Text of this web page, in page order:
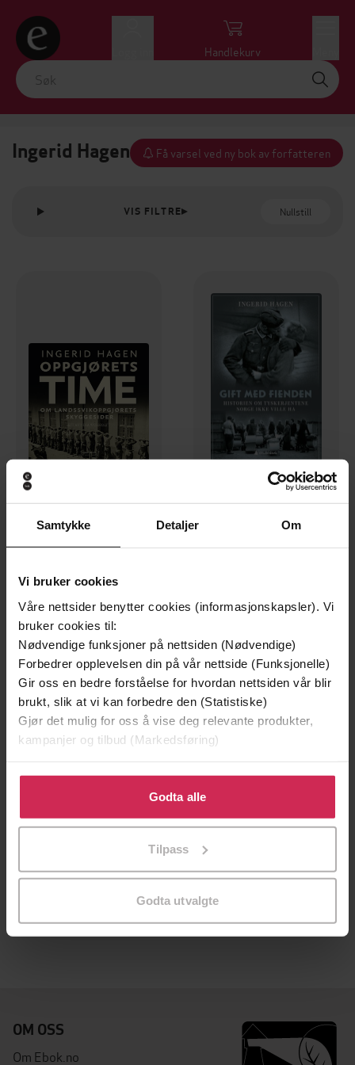
Samtykke Detaljer Om
Vi bruker cookies
Våre nettsider benytter cookies (informasjonskapsler). Vi
bruker cookies til:
Nødvendige funksjoner på nettsiden (Nødvendige)
Forbedrer opplevelsen din på vår nettside (Funksjonelle)
Gir oss en bedre forståelse for hvordan nettsiden vår blir
brukt, slik at vi kan forbedre den (Statistiske)
Gjør det mulig for oss å vise deg relevante produkter,
kampanjer og tilbud (Markedsføring)
Klikk på «Godta alle» for å gi oss ditt samtykke til å
bruke cookies for alle disse formålene. Du kan også
tilpasse ditt samtykke til spesifikke formål ved å klikke
Godta alle
Tilpass
Godta utvalgte
Handlekurv
Ingerid Hagen Få varsel ved ny bok av forfatteren
VIS FILTRE Nullstill
299,-
Oppgjørets time
Ingerid Hagen
249,-
Gift med fienden
Ingerid Hagen
Premium
449,-
OM OSS
Om Ebok.no